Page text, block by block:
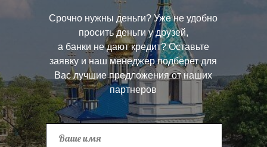
Срочно нужны деньги? Уже не удобно
просить деньги у друзей,
а банки не дают кредит? Оставьте
заявку и наш менеджер подберет для
Вас лучшие предложения от наших
партнеров